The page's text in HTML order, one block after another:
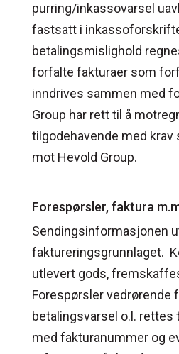
purring/inkassovarsel
fastsatt i
betalingsmislighold
forfalte fakturaer som
inndrives sammen med
Group har rett til å
tilgodehavende med krav
mot Hevold Group.
Forespørsler, faktura
Sendingsinformasjonen
faktureringsgrunnlaget.
utlevert gods,
Forespørsler vedrørende
betalingsvarsel o.l.
med fakturanummer og